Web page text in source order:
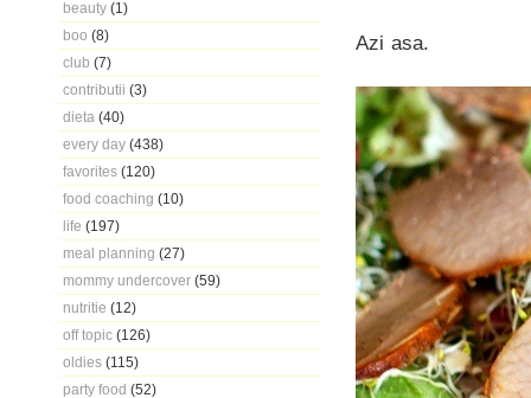
beauty (1)
boo (8)
club (7)
contributii (3)
dieta (40)
every day (438)
favorites (120)
food coaching (10)
life (197)
meal planning (27)
mommy undercover (59)
nutritie (12)
off topic (126)
oldies (115)
party food (52)
Azi asa.